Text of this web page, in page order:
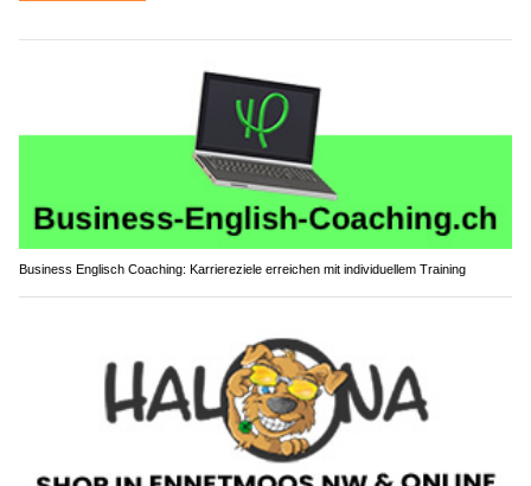
Business Englisch Coaching: Karriereziele erreichen mit individuellem Training